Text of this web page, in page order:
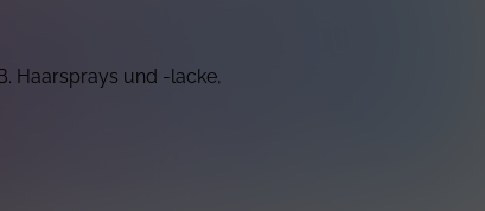
Haarsprays und -lacke,